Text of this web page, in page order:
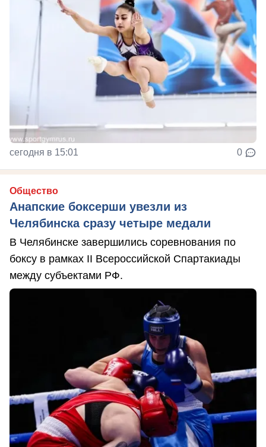
сегодня в 15:01 0
Общество
Анапские боксерши увезли из
Челябинска сразу четыре медали
В Челябинске завершились соревнования по
боксу в рамках II Всероссийской Спартакиады
между субъектами РФ.